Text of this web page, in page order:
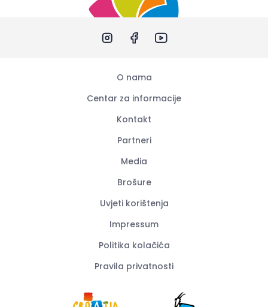
O nama
Centar za informacije
Kontakt
Partneri
Media
Brošure
Uvjeti korištenja
Impressum
Politika kolačića
Pravila privatnosti